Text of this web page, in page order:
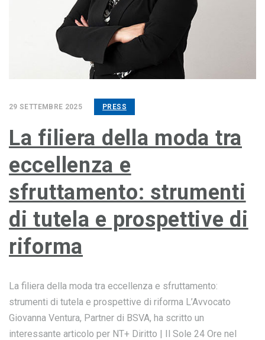
29 SETTEMBRE 2025 PRESS
La filiera della moda tra
eccellenza e
sfruttamento: strumenti
di tutela e prospettive di
riforma
La filiera della moda tra eccellenza e sfruttamento:
strumenti di tutela e prospettive di riforma L’Avvocato
Giovanna Ventura, Partner di BSVA, ha scritto un
interessante articolo per NT+ Diritto | Il Sole 24 Ore nel